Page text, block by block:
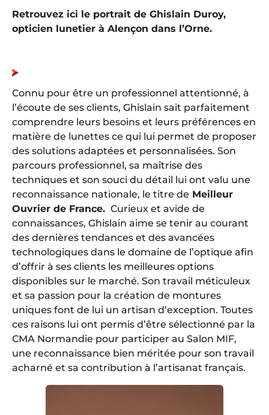
Retrouvez ici le portrait de Ghislain Duroy,
opticien lunetier à Alençon dans l’Orne.
Connu pour être un professionnel attentionné, à
l’écoute de ses clients, Ghislain sait parfaitement
comprendre leurs besoins et leurs préférences en
matière de lunettes ce qui lui permet de proposer
des solutions adaptées et personnalisées. Son
parcours professionnel, sa maîtrise des
techniques et son souci du détail lui ont valu une
reconnaissance nationale, le titre de Meilleur
Ouvrier de France. Curieux et avide de
connaissances, Ghislain aime se tenir au courant
des dernières tendances et des avancées
technologiques dans le domaine de l’optique afin
d’offrir à ses clients les meilleures options
disponibles sur le marché. Son travail méticuleux
et sa passion pour la création de montures
uniques font de lui un artisan d’exception. Toutes
ces raisons lui ont permis d’être sélectionné par la
CMA Normandie pour participer au Salon MIF,
une reconnaissance bien méritée pour son travail
acharné et sa contribution à l’artisanat français.